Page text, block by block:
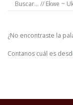
¿No encontraste la
Contanos cuál es